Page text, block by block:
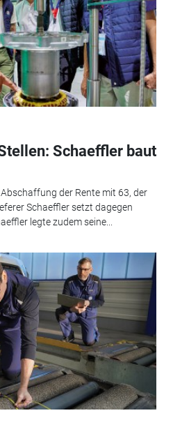
Schaeffler baut
der Rente mit 63, der
Schaeffler setzt dagegen
legte zudem seine...